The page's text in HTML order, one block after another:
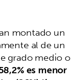
montado un
al de un
grado medio o
es menor